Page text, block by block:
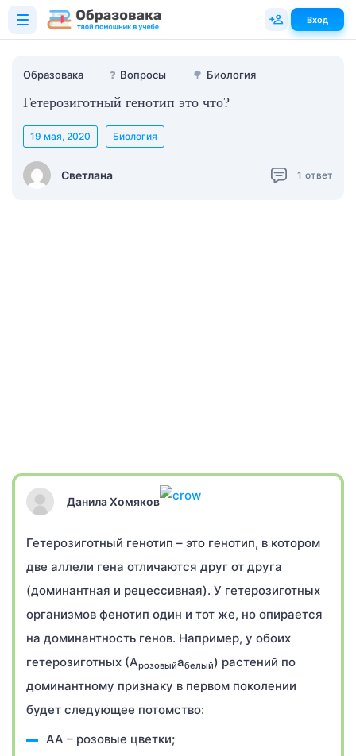
Образовака ❓ Вопросы 🌳 Биология
Гетерозиготный генотип это что?
Светлана
19 мая, 2020 Биология
1 ответ
Данила Хомяков
Гетерозиготный генотип – это генотип, в котором
две аллели гена отличаются друг от друга
(доминантная и рецессивная). У гетерозиготных
организмов фенотип один и тот же, но опирается
на доминантность генов. Например, у обоих
гетерозиготных (Арозовыйабелый) растений по
доминантному признаку в первом поколении
будет следующее потомство:
АА – розовые цветки;
Вход